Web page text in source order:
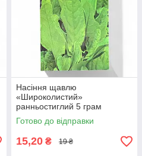
Насіння щавлю
«Широколистий»
ранньостиглий 5 грам
Готово до відправки
15,20 ₴ 19 ₴